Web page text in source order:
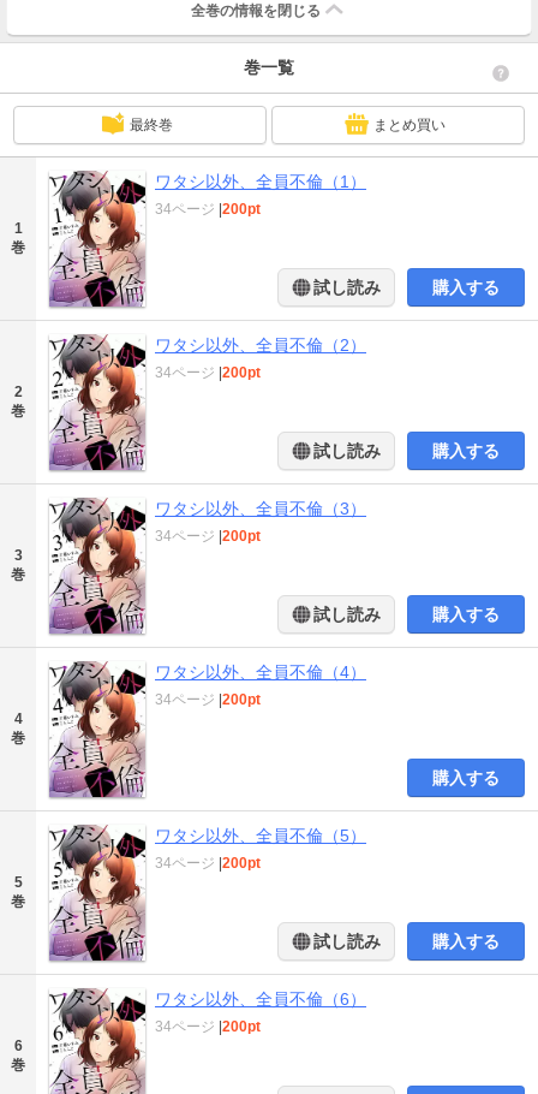
全巻の情報を 閉じる
巻一覧
最終巻 まとめ買い
1
巻
ワタシ以外、全員不倫（1）
34ページ 200pt
試し読み 購入する
2
巻
ワタシ以外、全員不倫（2）
34ページ 200pt
試し読み 購入する
3
巻
ワタシ以外、全員不倫（3）
34ページ 200pt
試し読み 購入する
4
巻
ワタシ以外、全員不倫（4）
34ページ 200pt
購入する
5
巻
ワタシ以外、全員不倫（5）
34ページ 200pt
試し読み 購入する
6
巻
ワタシ以外、全員不倫（6）
34ページ 200pt